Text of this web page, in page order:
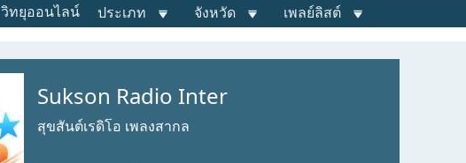
วิทยุออนไลน์ ประเภท จังหวัด เพลย์ลิสต์
Sukson Radio Inter
สุขสันต์เรดิโอ เพลงสากล